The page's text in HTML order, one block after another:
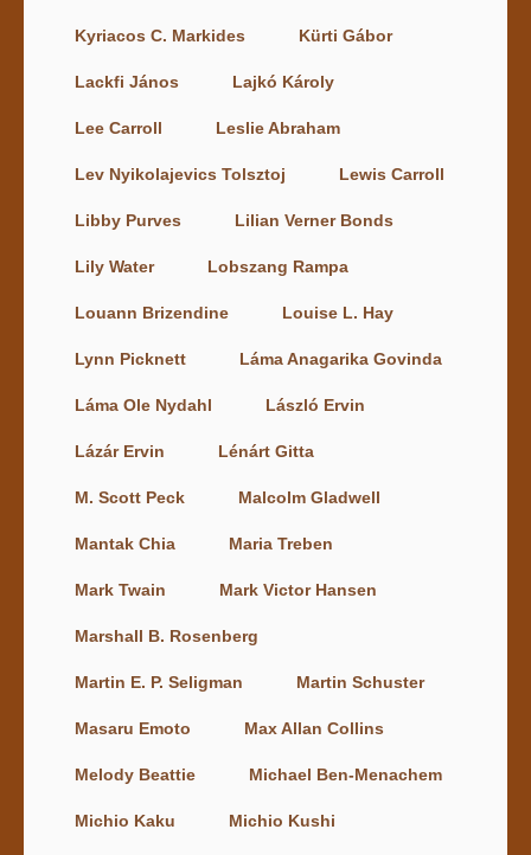
Kyriacos C. Markides Kürti Gábor
Lackfi János Lajkó Károly
Lee Carroll Leslie Abraham
Lev Nyikolajevics Tolsztoj Lewis Carroll
Libby Purves Lilian Verner Bonds
Lily Water Lobszang Rampa
Louann Brizendine Louise L. Hay
Lynn Picknett Láma Anagarika Govinda
Láma Ole Nydahl László Ervin
Lázár Ervin Lénárt Gitta
M. Scott Peck Malcolm Gladwell
Mantak Chia Maria Treben
Mark Twain Mark Victor Hansen
Marshall B. Rosenberg
Martin E. P. Seligman Martin Schuster
Masaru Emoto Max Allan Collins
Melody Beattie Michael Ben-Menachem
Michio Kaku Michio Kushi